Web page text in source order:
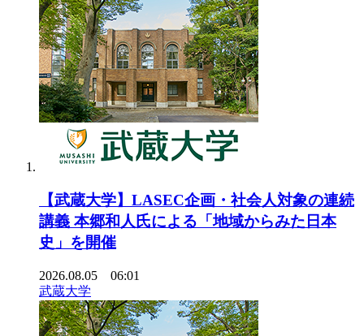
【武蔵大学】LASEC企画・社会人対象の連続
講義 本郷和人氏による「地域からみた日本
史」を開催
2026.08.05 06:01
武蔵大学